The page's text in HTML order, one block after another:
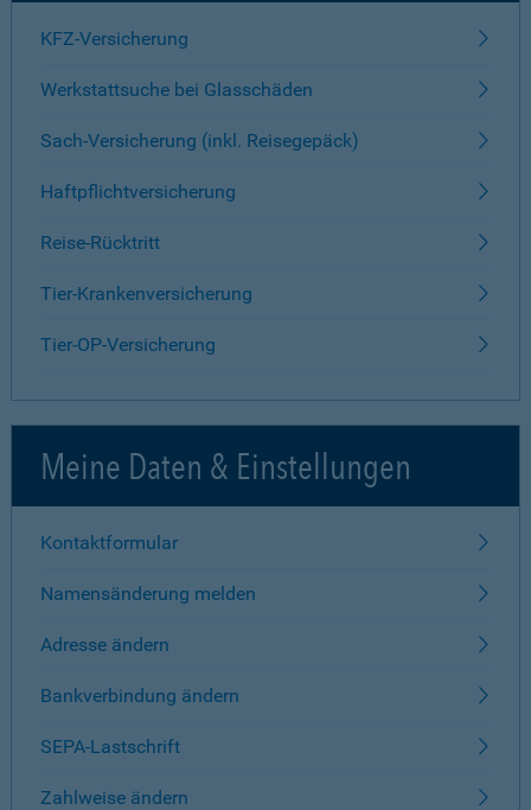
KFZ-Versicherung
Werkstattsuche bei Glasschäden
Sach-Versicherung (inkl. Reisegepäck)
Haftpflichtversicherung
Reise-Rücktritt
Tier-Krankenversicherung
Tier-OP-Versicherung
Meine Daten & Einstellungen
Kontaktformular
Namensänderung melden
Adresse ändern
Bankverbindung ändern
SEPA-Lastschrift
Zahlweise ändern